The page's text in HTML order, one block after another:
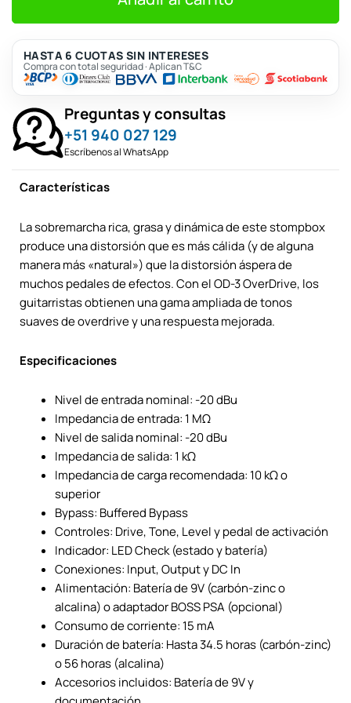
HASTA 6 CUOTAS SIN INTERESES
Compra con total seguridad · Aplican T&C
Preguntas y consultas
+51 940 027 129
Escríbenos al WhatsApp
Características
La sobremarcha rica, grasa y dinámica de este stompbox
produce una distorsión que es más cálida (y de alguna
manera más «natural») que la distorsión áspera de
muchos pedales de efectos. Con el OD-3 OverDrive, los
guitarristas obtienen una gama ampliada de tonos
suaves de overdrive y una respuesta mejorada.
Especificaciones
Nivel de entrada nominal: -20 dBu
Impedancia de entrada: 1 MΩ
Nivel de salida nominal: -20 dBu
Impedancia de salida: 1 kΩ
Impedancia de carga recomendada: 10 kΩ o
superior
Bypass: Buffered Bypass
Controles: Drive, Tone, Level y pedal de activación
Indicador: LED Check (estado y batería)
Conexiones: Input, Output y DC In
Alimentación: Batería de 9V (carbón-zinc o
alcalina) o adaptador BOSS PSA (opcional)
Consumo de corriente: 15 mA
Duración de batería: Hasta 34.5 horas (carbón-zinc)
o 56 horas (alcalina)
Accesorios incluidos: Batería de 9V y